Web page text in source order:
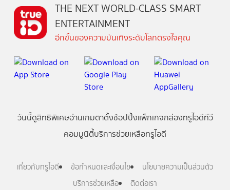
THE NEXT WORLD-CLASS SMART
ENTERTAINMENT
อีกขั้นของความบันเทิงระดับโลกตรงใจคุณ
วันนี้ดูสิทธิพิเศษอ่านเกมตาตั้งช้อปปิ้งแพ็กเกจกล่องทรูไอดีทีวี
คอมมูนิตี้บริการช่วยเหลือทรูไอดี
เกี่ยวกับทรูไอดี ข้อกำหนดและเงื่อนไข
นโยบายความเป็นส่วนตัว
บริการช่วยเหลือ
ติดต่อเรา